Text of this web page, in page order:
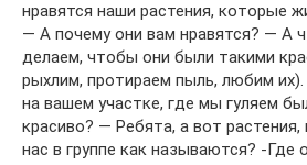
нравятся наши растения, которые
— А почему они вам нравятся? — А
делаем, чтобы они были такими
рыхлим, протираем пыль, любим
на вашем участке, где мы гуляем
красиво? — Ребята, а вот
нас в группе как называются? -Где